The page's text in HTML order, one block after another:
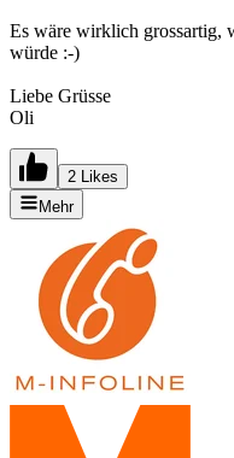
Es wäre wirklich grossartig,
würde :-)
Liebe Grüsse
Oli
2 Likes
Mehr